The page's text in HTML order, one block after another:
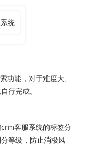
能，对于难度大、
行完成。
客服系统的标签分
等级，防止消极风